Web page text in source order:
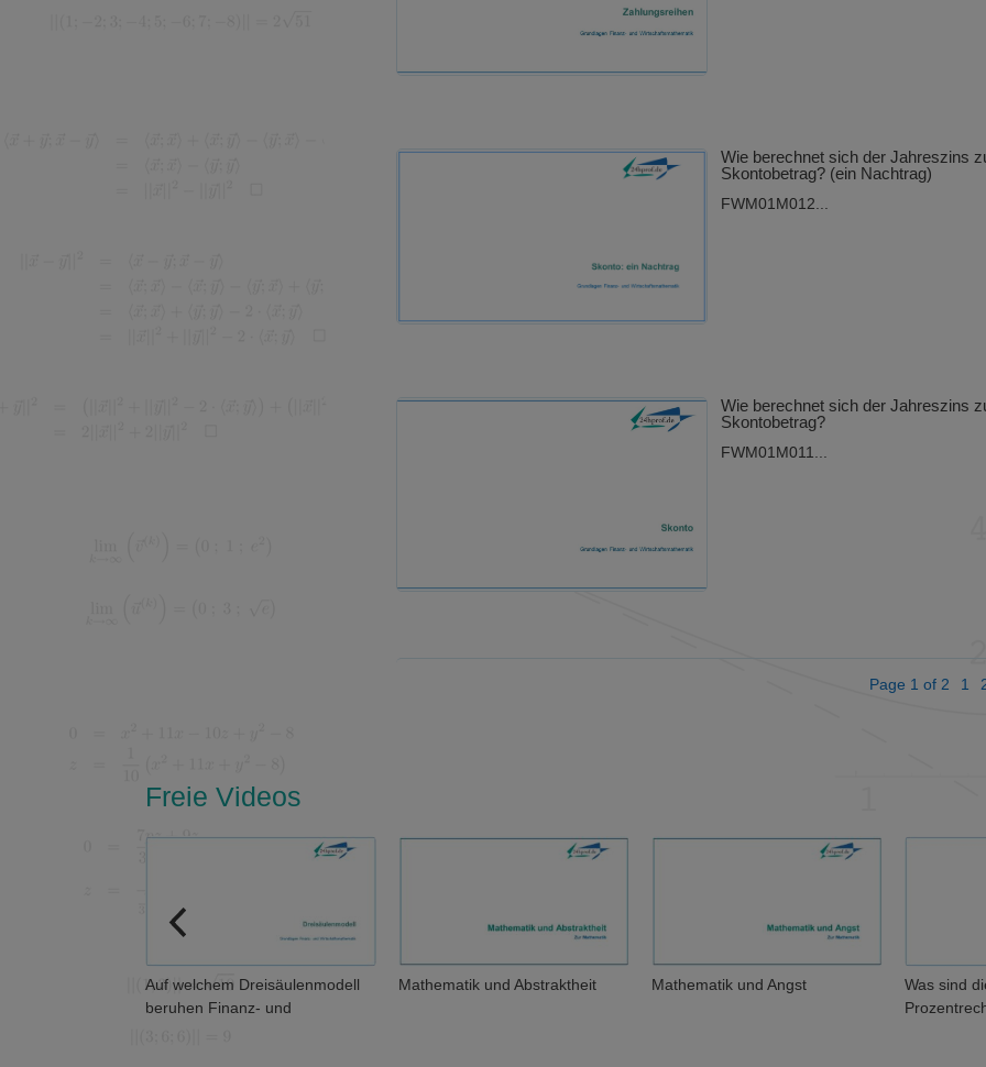
Wie berechnet sich der Jahreszins
Skontobetrag? (ein Nachtrag)
FWM01M012...
Wie berechnet sich der Jahreszins
Skontobetrag?
FWM01M011...
Page 1 of 2 1
Freie Videos
welchem Dreisäulenmodell
Mathematik und Abstraktheit Mathematik und Angst
Was sind die Grundlagen der